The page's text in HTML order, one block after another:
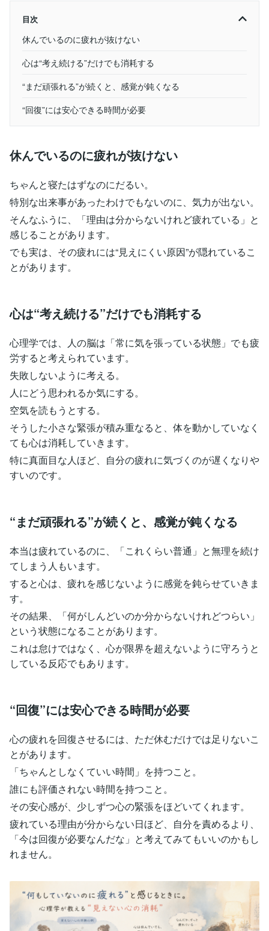
目次
休んでいるのに疲れが抜けない
心は“考え続ける”だけでも消耗する
“まだ頑張れる”が続くと、感覚が鈍くなる
“回復”には安心できる時間が必要
休んでいるのに疲れが抜けない
ちゃんと寝たはずなのにだるい。
特別な出来事があったわけでもないのに、気力が出ない。
そんなふうに、「理由は分からないけれど疲れている」と
感じることがあります。
でも実は、その疲れには“見えにくい原因”が隠れているこ
とがあります。
心は“考え続ける”だけでも消耗する
心理学では、人の脳は「常に気を張っている状態」でも疲
労すると考えられています。
失敗しないように考える。
人にどう思われるか気にする。
空気を読もうとする。
そうした小さな緊張が積み重なると、体を動かしていなく
ても心は消耗していきます。
特に真面目な人ほど、自分の疲れに気づくのが遅くなりや
すいのです。
“まだ頑張れる”が続くと、感覚が鈍くなる
本当は疲れているのに、「これくらい普通」と無理を続け
てしまう人もいます。
すると心は、疲れを感じないように感覚を鈍らせていきま
す。
その結果、「何がしんどいのか分からないけれどつらい」
という状態になることがあります。
これは怠けではなく、心が限界を超えないように守ろうと
している反応でもあります。
“回復”には安心できる時間が必要
心の疲れを回復させるには、ただ休むだけでは足りないこ
とがあります。
「ちゃんとしなくていい時間」を持つこと。
誰にも評価されない時間を持つこと。
その安心感が、少しずつ心の緊張をほどいてくれます。
疲れている理由が分からない日ほど、自分を責めるより、
「今は回復が必要なんだな」と考えてみてもいいのかもし
れません。